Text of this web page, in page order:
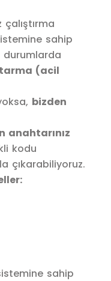
sahip
(acil
bizden
anahtarınız
kodu
çıkarabiliyoruz.
sahip